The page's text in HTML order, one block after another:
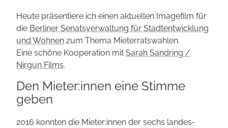
Heute präsentiere ich einen aktuellen Imagefilm für
die Berliner Senats­verwaltung für Stadt­entwicklung
und Wohnen zum Thema Mieterrats­wahlen.
Eine schöne Kooperation mit Sarah Sandring /
Nirgun Films.
Den Mieter:innen eine Stimme
geben
2016 konnten die Mieter:innen der sechs landes­